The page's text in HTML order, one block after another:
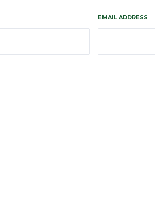
EMAIL ADDRESS